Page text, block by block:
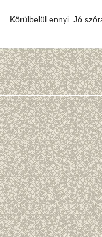
Körülbelül ennyi. Jó